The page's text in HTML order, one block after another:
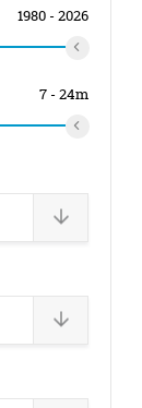
1980 - 2026
7 - 24m